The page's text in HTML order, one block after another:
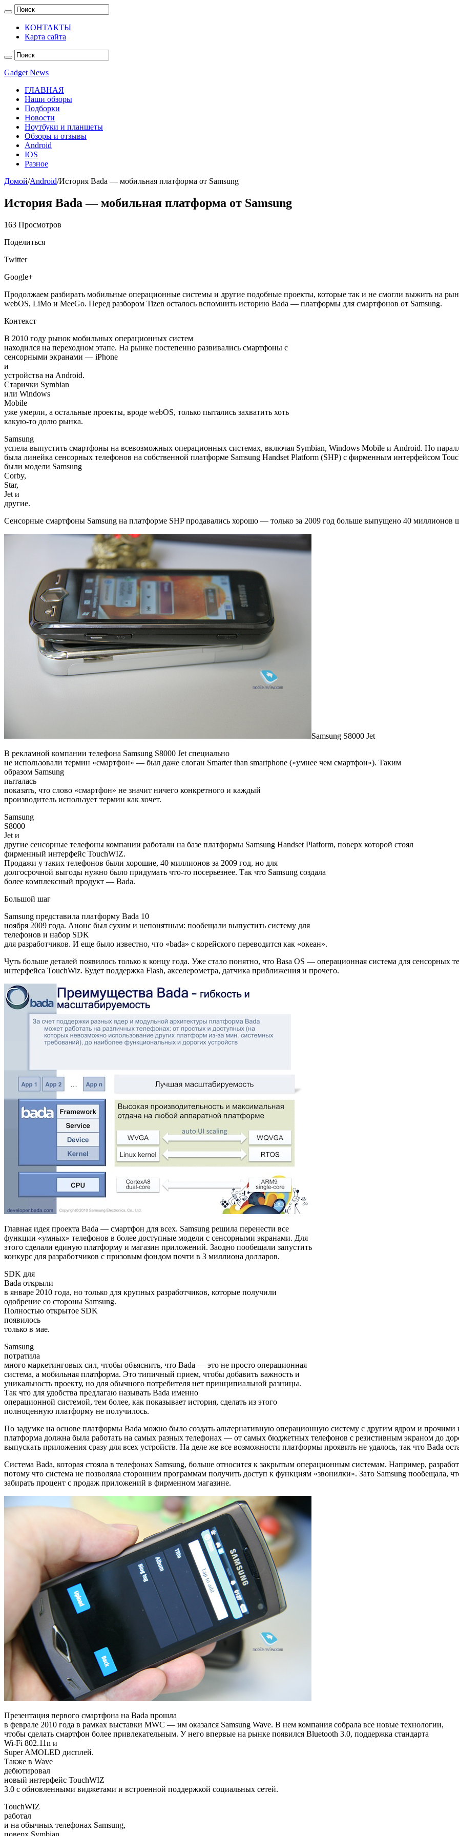
КОНТАКТЫ
Карта сайта
Gadget News
ГЛАВНАЯ
Наши обзоры
Подборки
Новости
Ноутбуки и планшеты
Обзоры и отзывы
Android
IOS
Разное
Домой/Android/История Bada — мобильная платформа от Samsung
История Bada — мобильная платформа от Samsung
163 Просмотров
Поделиться
Twitter
Google+
Продолжаем разбирать мобильные операционные системы и другие подобные проекты, которые так и не смогли выжить на
webOS, LiMo и MeeGo. Перед разбором Tizen осталось вспомнить историю Bada — платформы для смартфонов от Samsung.
Контекст
В 2010 году рынок мобильных операционных систем
находился на переходном этапе. На рынке постепенно развивались смартфоны с
сенсорными экранами — iPhone
и
устройства на Android.
Старички Symbian
или Windows
Mobile
уже умерли, а остальные проекты, вроде webOS, только пытались захватить хоть
какую-то долю рынка.
Samsung
успела выпустить смартфоны на всевозможных операционных системах, включая Symbian, Windows Mobile и Android. Но
была линейка сенсорных телефонов на собственной платформе Samsung Handset Platform (SHP) с фирменным интерфейсом
были модели Samsung
Corby,
Star,
Jet и
другие.
Сенсорные смартфоны Samsung на платформе SHP продавались хорошо — только за 2009 год больше выпущено 40 миллионов
Samsung S8000 Jet
В рекламной компании телефона Samsung S8000 Jet специально
не использовали термин «смартфон» — был даже слоган Smarter than smartphone («умнее чем смартфон»). Таким
образом Samsung
пыталась
показать, что слово «смартфон» не значит ничего конкретного и каждый
производитель использует термин как хочет.
Samsung
S8000
Jet и
другие сенсорные телефоны компании работали на базе платформы Samsung Handset Platform, поверх которой стоял
фирменный интерфейс TouchWIZ.
Продажи у таких телефонов были хорошие, 40 миллионов за 2009 год, но для
долгосрочной выгоды нужно было придумать что-то посерьезнее. Так что Samsung создала
более комплексный продукт — Bada.
Большой шаг
Samsung представила платформу Bada 10
ноября 2009 года. Анонс был сухим и непонятным: пообещали выпустить систему для
телефонов и набор SDK
для разработчиков. И еще было известно, что «bada» с корейского переводится как «океан».
Чуть больше деталей появилось только к концу года. Уже стало понятно, что Basa OS — операционная система для сенсорных
интерфейса TouchWiz. Будет поддержка Flash, акселерометра, датчика приближения и прочего.
Главная идея проекта Bada — смартфон для всех. Samsung решила перенести все
функции «умных» телефонов в более доступные модели с сенсорными экранами. Для
этого сделали единую платформу и магазин приложений. Заодно пообещали запустить
конкурс для разработчиков с призовым фондом почти в 3 миллиона долларов.
SDK для
Bada открыли
в январе 2010 года, но только для крупных разработчиков, которые получили
одобрение со стороны Samsung.
Полностью открытое SDK
появилось
только в мае.
Samsung
потратила
много маркетинговых сил, чтобы объяснить, что Bada — это не просто операционная
система, а мобильная платформа. Это типичный прием, чтобы добавить важность и
уникальность проекту, но для обычного потребителя нет принципиальной разницы.
Так что для удобства предлагаю называть Bada именно
операционной системой, тем более, как показывает история, сделать из этого
полноценную платформу не получилось.
По задумке на основе платформы Bada можно было создать альтернативную операционную систему с другим ядром и
платформа должна была работать на самых разных телефонах — от самых бюджетных телефонов с резистивным экраном до
выпускать приложения сразу для всех устройств. На деле же все возможности платформы проявить не удалось, так что Bada
Система Bada, которая стояла в телефонах Samsung, больше относится к закрытым операционным системам. Например,
потому что система не позволяла сторонним программам получить доступ к функциям «звонилки». Зато Samsung пообещала,
забирать процент с продаж приложений в фирменном магазине.
Презентация первого смартфона на Bada прошла
в феврале 2010 года в рамках выставки MWC — им оказался Samsung Wave. В нем компания собрала все новые технологии,
чтобы сделать смартфон более привлекательным. У него впервые на рынке появился Bluetooth 3.0, поддержка стандарта
Wi-Fi 802.11n и
Super AMOLED дисплей.
Также в Wave
дебютировал
новый интерфейс TouchWIZ
3.0 с обновленными виджетами и встроенной поддержкой социальных сетей.
TouchWIZ
работал
и на обычных телефонах Samsung,
поверх Symbian,